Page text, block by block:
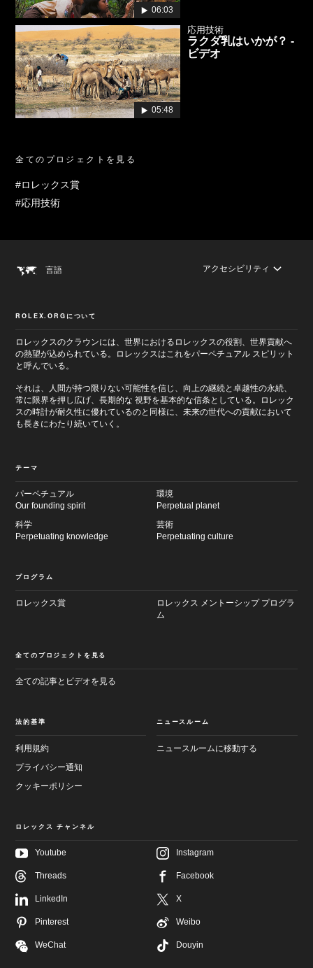
イ
ン
画
面
へ
進
む
フ
ッ
ー
進
06:03
05:48
応用技術
ラクダ乳はいかが？ -
ビデオ
全てのプロジェクトを見る
#ロレックス賞
#応用技術
言語 アクセシビリティ
ROLEX.ORGについて
ロレックスのクラウンには、世界におけるロレックスの役割、世界貢献へ
の熱望が込められている。ロレックスはこれをパーペチュアル スピリット
と呼んでいる。
それは、人間が持つ限りない可能性を信じ、向上の継続と卓越性の永続、
常に限界を押し広げ、長期的な 視野を基本的な信条としている。ロレック
スの時計が耐久性に優れているのと同様に、未来の世代への貢献において
も長きにわたり続いていく。
テーマ
パーペチュアル
Our founding spirit
環境
Perpetual planet
科学
Perpetuating knowledge
芸術
Perpetuating culture
プログラム
ロレックス賞
ロレックス メントーシップ プログラ
ム
全てのプロジェクトを見る
全ての記事とビデオを見る
法的基準
利用規約
プライバシー通知
クッキーポリシー
ニュースルーム
ニュースルームに移動する
ロレックス チャンネル
Youtube Instagram
Threads Facebook
LinkedIn X
Pinterest Weibo
WeChat Douyin